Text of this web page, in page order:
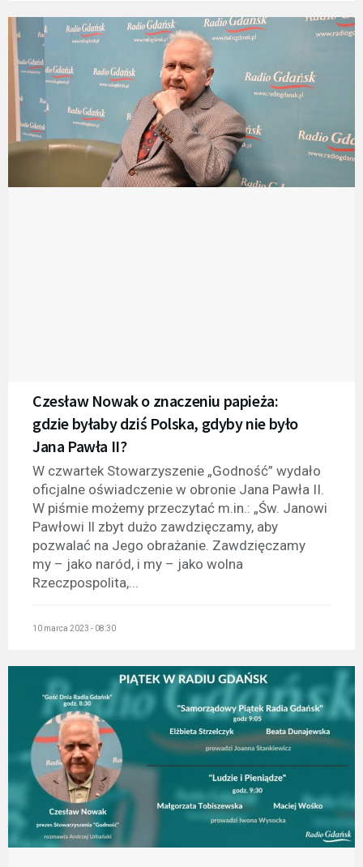
Czesław Nowak o znaczeniu papieża:
gdzie byłaby dziś Polska, gdyby nie było
Jana Pawła II?
W czwartek Stowarzyszenie „Godność” wydało
oficjalne oświadczenie w obronie Jana Pawła II.
W piśmie możemy przeczytać m.in.: „Św. Janowi
Pawłowi Il zbyt dużo zawdzięczamy, aby
pozwalać na Jego obrażanie. Zawdzięczamy
my – jako naród, i my – jako wolna
Rzeczpospolita,...
10 marca 2023 - 08:30